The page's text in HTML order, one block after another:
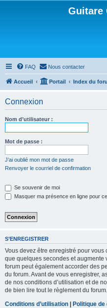
Guitare
FAQ Nous contacter
Accueil Portail Index du
Connexion
Nom d’utilisateur :
Mot de passe :
J’ai oublié mon mot de passe
Renvoyer le courriel de confirmation
Se souvenir de moi
Masquer ma présence en ligne pour
S’ENREGISTRER
Vous devez être enregistré pour vous
que quelques secondes et augmente
forum peut également accorder des
du forum. Avant de vous enregistrer,
de nos conditions d’utilisation et de
de bien lire tout le règlement du forum.
Conditions d’utilisation | Politique